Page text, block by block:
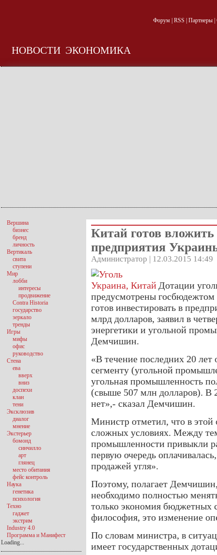
Форум| RSS Партнеры|
НОВОСТИ ЭКОНОМИКА
Китай готов
предприятия
Администратор | 12.03.2015 14:49
Дотации
предусмотрены
готов инвестировать в
млрд долларов, заявил в
энергетики и угольной
Демчишин.
«В течение последних 20
сегменту (угольной
угольная промышленность
(свыше 507 млн долларов). В
нет»,- сказал Демчишин.
Министр отметил, что в этой
сложных условиях. Между
промышленности привыкли
первую очередь
продажей угля».
Поэтому, полагает
необходимо полностью
только экономия бюджетных
философия, это изменение
По словам министра, в
имеет государственных
Вершина
бизнес
бренд
личность
Вертикаль
свита
ступени
Мир
лобби
интересы
продвижение
Contra Historia
государство
зеркало
тренды
Игры
мифы
офис
руководство
Стена
ева
вверх
вниз
доспехи
клан
тени
Эксклюзив
диалог
мнение
Экстерьер
бомонд
синчилло
арт
глянец
место обитания
фейс контроль
Наука
генетика
психология
Техно
гаджет
экстрим
Industry 4.0
Программа и Манифест
Loading...